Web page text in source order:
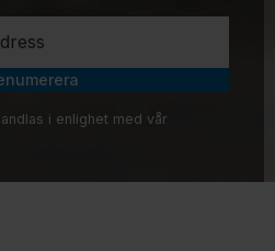
i enlighet med vår